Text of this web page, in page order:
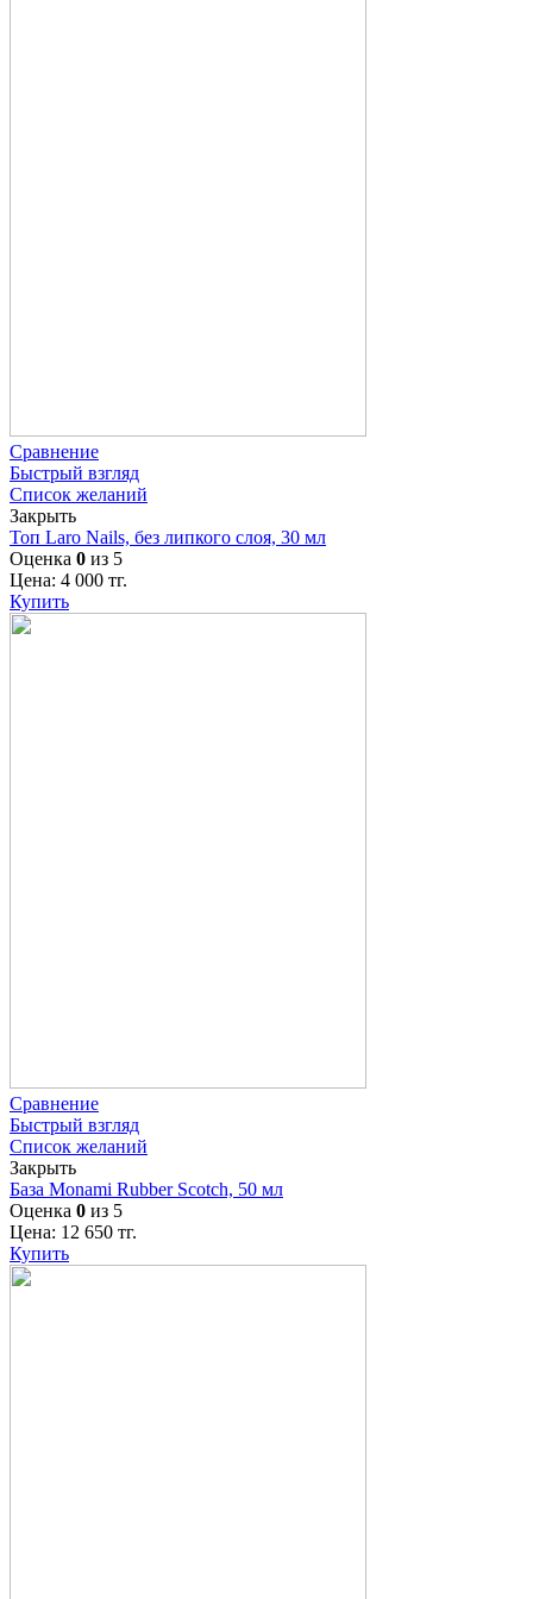
Сравнение
Быстрый взгляд
Список желаний
Закрыть
Топ Laro Nails, без липкого слоя, 30 мл
Оценка 0 из 5
Цена: 4 000 тг.
Купить
Сравнение
Быстрый взгляд
Список желаний
Закрыть
База Monami Rubber Scotch, 50 мл
Оценка 0 из 5
Цена: 12 650 тг.
Купить